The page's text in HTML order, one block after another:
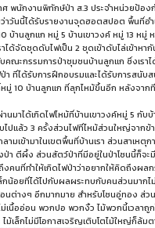
พนักงานพิทักษ์ป่า ส.3 ประจำหน่วยป้อง
ว่าวันนี้ได้รับรายงานจุดฮอตสปอต พื้นที่อ
บ้านลูกแก หมู่ 5 บ้านเขาวงค์ หมู่ 13 หมู่
ได้จัดชุดดับไฟเป็น 2 ชุดเข้าดับไล่เข้าหากั
คณะกรรมการป่าชุมชนบ้านลูกแก ซึ่งเรา
า ที่ได้รับการฝึกอบรมและได้รับการสนับ
10 บ้านลูกแก ที่ลุกไหม้ขึ้นอีก หลังจากที่
นมาได้เกิดไฟไหม้ที่บ้านเขาวงค์หมู่ 5 กับ
ไปแล้ว 3 ครั้งส่วนไฟที่ไหม้ส่วนใหญ่จากข้
มเข้ามาในเขตพื้นที่บ้านเรา ส่วนสาเหตุก
า ตีผึ้ง ส่วนสัตว์ป่าที่มีอยู่ในป่าโซนนี้ก็จะ
คนที่ทำให้เกิดไฟป่าว่าอยากให้คิดถึงผล
กน้อยที่ได้ไปกับผลผระทบกับคนส่วนมากไ
อนต่างๆ อีกมากมาย สำหรับโซนอู่ทอง ส่ว
นื้ออ่อน พวกปอ พวกงิ้ว ไม้พวกนี้เวลาถูก
ไม้เล็กไม่มีโอกาสเจริญเติบโตไม้ใหญ่ก็ล้ม